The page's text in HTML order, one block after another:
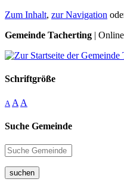
Zum Inhalt, zur Navigation
Gemeinde Tacherting |
Schriftgröße
A A A
Suche Gemeinde
suchen